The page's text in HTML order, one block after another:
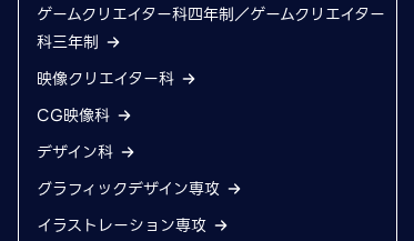
ゲームクリエイター科四年制／ゲームクリエイター
科三年制
映像クリエイター科
CG映像科
デザイン科
グラフィックデザイン専攻
イラストレーション専攻